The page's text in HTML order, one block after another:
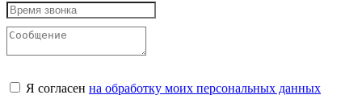
Я согласен на обработку моих персональных данных